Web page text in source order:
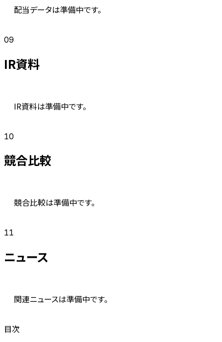
配当データは準備中です。
09
IR資料
IR資料は準備中です。
10
競合比較
競合比較は準備中です。
11
ニュース
関連ニュースは準備中です。
目次